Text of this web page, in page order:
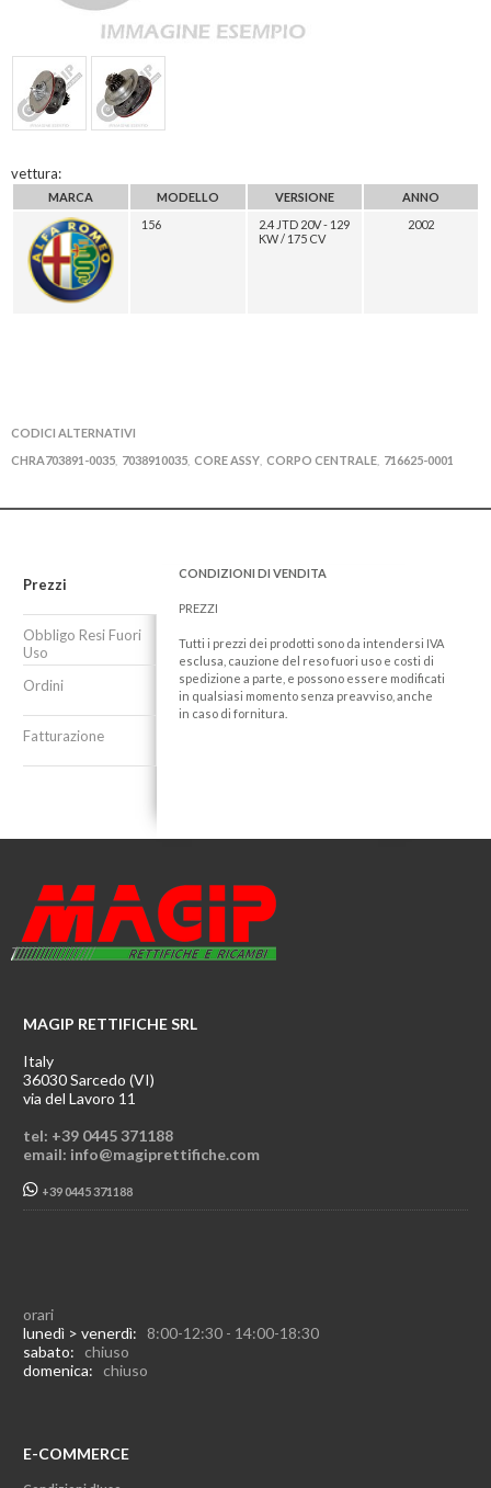
vettura:
MARCA MODELLO VERSIONE
ANNO
156
2.4 JTD 20V - 129
KW / 175 CV
2002
CODICI ALTERNATIVI
CHRA703891-0035 7038910035 CORE ASSY CORPO CENTRALE 716625-0001
Prezzi
Obbligo Resi Fuori
Uso
Ordini
Fatturazione
CONDIZIONI DI VENDITA
PREZZI
Tutti i prezzi dei prodotti sono da intendersi IVA
esclusa, cauzione del reso fuori uso e costi di
spedizione a parte, e possono essere modificati
in qualsiasi momento senza preavviso, anche
in caso di fornitura.
MAGIP RETTIFICHE SRL
Italy
36030 Sarcedo (VI)
via del Lavoro 11
tel: +39 0445 371188
email: info@magiprettifiche.com
+39 0445 371188
orari
lunedì > venerdì: 8:00-12:30 - 14:00-18:30
sabato: chiuso
domenica: chiuso
E-COMMERCE